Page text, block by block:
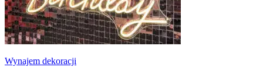
Wynajem dekoracji